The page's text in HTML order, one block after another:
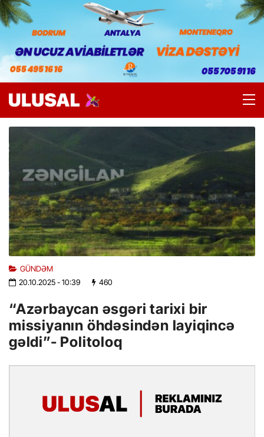
GÜNDƏM
20.10.2025- 10:39 460
“Azərbaycan əsgəri tarixi bir
missiyanın öhdəsindən layiqincə
gəldi”- Politoloq